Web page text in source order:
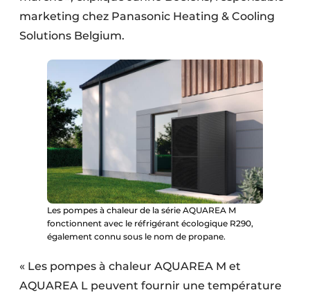
marketing chez Panasonic Heating & Cooling
Solutions Belgium.
Les pompes à chaleur de la série AQUAREA M
fonctionnent avec le réfrigérant écologique R290,
également connu sous le nom de propane.
« Les pompes à chaleur AQUAREA M et
AQUAREA L peuvent fournir une température